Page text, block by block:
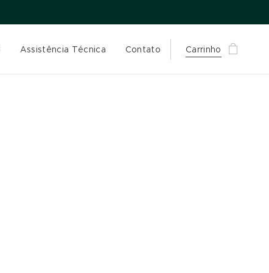
Assistência Técnica Contato Carrinho